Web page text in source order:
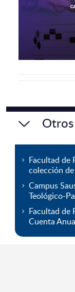
Otros
Facultad de
colección
Campus
Teológico-
Facultad de
Cuenta